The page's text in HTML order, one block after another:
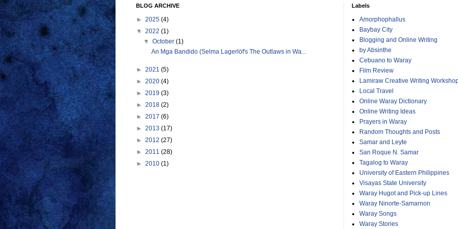
BLOG ARCHIVE
► 2025 (4)
▼ 2022 (1)
▼October(1)
An Mga Bandido (Selma Lagerlöf's The Outlaws in Wa...
► 2021 (5)
► 2020 (4)
► 2019 (3)
► 2018 (2)
► 2017 (6)
► 2013 (17)
► 2012 (27)
► 2011 (28)
► 2010 (1)
Labels
Amorphophallus
Baybay City
Blogging and Online Writing
by Absinthe
Cebuano to Waray
Film Review
Lamiraw Creative Writing
Local Travel
Online Waray Dictionary
Online Writing Ideas
Prayers in Waray
Random Thoughts and Posts
Samar and Leyte
San Roque N. Samar
Tagalog to Waray
University of Eastern Philippines
Visayas State University
Waray Hugot and Pick-up Lines
Waray Ninorte-Samarnon
Waray Songs
Waray Stories